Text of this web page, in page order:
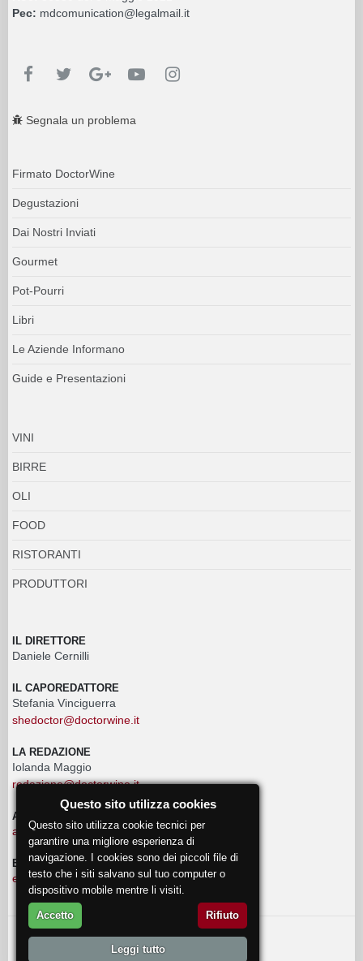
Pec: mdcomunication@legalmail.it
Segnala un problema
Firmato DoctorWine
Degustazioni
Dai Nostri Inviati
Gourmet
Pot-Pourri
Libri
Le Aziende Informano
Guide e Presentazioni
VINI
BIRRE
OLI
FOOD
RISTORANTI
PRODUTTORI
IL DIRETTORE
Daniele Cernilli
IL CAPOREDATTORE
Stefania Vinciguerra
shedoctor@doctorwine.it
LA REDAZIONE
Iolanda Maggio
redazione@doctorwine.it
ADVERTISING
advertising@doctorwine.it
EVENTI
eventi@doctorwine.it
© 2018 DoctorWine .
Questo sito utilizza cookies
Questo sito utilizza cookie tecnici per
garantire una migliore esperienza di
navigazione. I cookies sono dei piccoli file di
testo che i siti salvano sul tuo computer o
dispositivo mobile mentre li visiti.
Accetto Rifiuto
Leggi tutto